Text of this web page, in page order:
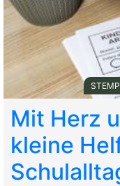
Mit Herz
kleine